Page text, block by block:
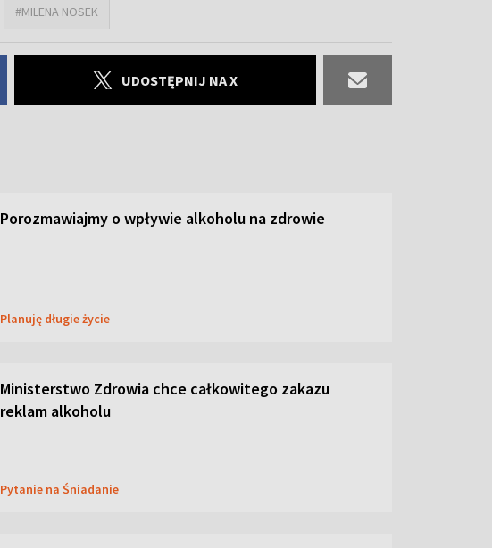
#MILENA NOSEK
UDOSTĘPNIJ NA X
Porozmawiajmy o wpływie alkoholu na zdrowie
Planuję długie życie
Ministerstwo Zdrowia chce całkowitego zakazu
reklam alkoholu
Pytanie na Śniadanie